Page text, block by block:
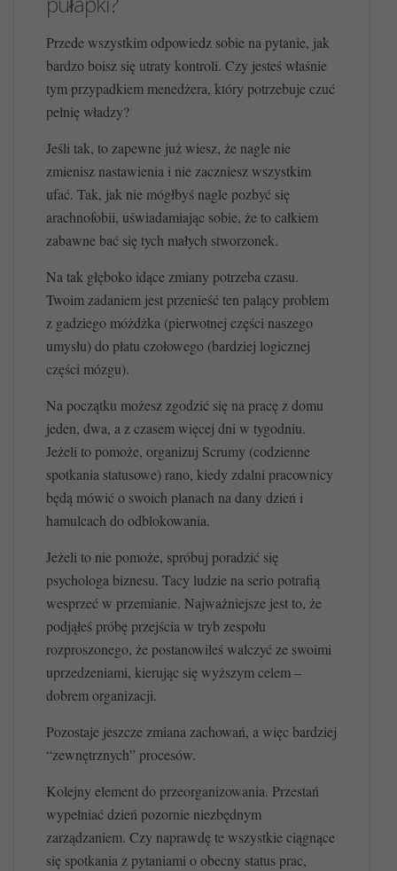
Przede wszystkim odpowiedz sobie na pytanie, jak
bardzo boisz się utraty kontroli. Czy jesteś właśnie
tym przypadkiem menedżera, który potrzebuje czuć
pełnię władzy?
Jeśli tak, to zapewne już wiesz, że nagle nie
zmienisz nastawienia i nie zaczniesz wszystkim
ufać. Tak, jak nie mógłbyś nagle pozbyć się
arachnofobii, uświadamiając sobie, że to całkiem
zabawne bać się tych małych stworzonek.
Na tak głęboko idące zmiany potrzeba czasu.
Twoim zadaniem jest przenieść ten palący problem
z gadziego móżdżka (pierwotnej części naszego
umysłu) do płatu czołowego (bardziej logicznej
części mózgu).
Na początku możesz zgodzić się na pracę z domu
jeden, dwa, a z czasem więcej dni w tygodniu.
Jeżeli to pomoże, organizuj Scrumy (codzienne
spotkania statusowe) rano, kiedy zdalni pracownicy
będą mówić o swoich planach na dany dzień i
hamulcach do odblokowania.
Jeżeli to nie pomoże, spróbuj poradzić się
psychologa biznesu. Tacy ludzie na serio potrafią
wesprzeć w przemianie. Najważniejsze jest to, że
podjąłeś próbę przejścia w tryb zespołu
rozproszonego, że postanowiłeś walczyć ze swoimi
uprzedzeniami, kierując się wyższym celem –
dobrem organizacji.
Pozostaje jeszcze zmiana zachowań, a więc bardziej
“zewnętrznych” procesów.
Kolejny element do przeorganizowania. Przestań
wypełniać dzień pozornie niezbędnym
zarządzaniem. Czy naprawdę te wszystkie ciągnące
się spotkania z pytaniami o obecny status prac,